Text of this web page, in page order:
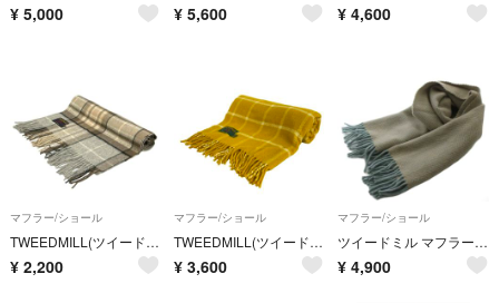
¥ 5,000 ¥ 5,600 ¥ 4,600
マフラー/ショール
TWEEDMILL(ツイードミル) マフラー美品 - ライトグレー×ベージュ×マルチ チェック柄 ウール
¥ 2,200
マフラー/ショール
TWEEDMILL(ツイードミル) マフラー美品 - ダークイエロー×アイボリー チェック柄 ウール
¥ 3,600
マフラー/ショール
ツイードミル マフラー ウール フリンジ ライトブルー ライトベージュ /GG
¥ 4,900